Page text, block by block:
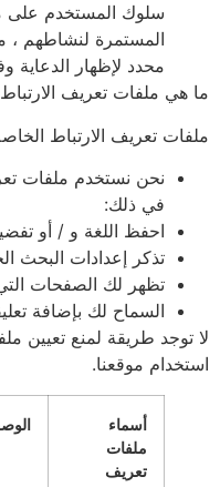
سلوك المستخدم على
المستمرة لنشاطهم ،
محدد لإظهار الدعاية
ما هي ملفات تعريف
ملفات تعريف الارتباط
نحن نستخدم ملفات
في ذلك:
احفظ اللغة و / أو
تذكر إعدادات البحث
تظهر لك الصفحات
السماح لك بإضافة
لا توجد طريقة لمنع تعيين
استخدام موقعنا.
أسماء
ملفات
تعريف